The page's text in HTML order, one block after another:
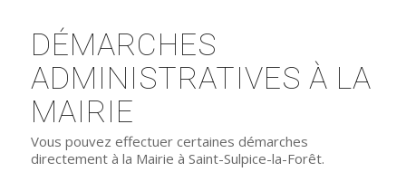
DÉMARCHES
ADMINISTRATIVES À LA
MAIRIE
Vous pouvez effectuer certaines démarches
directement à la Mairie à Saint-Sulpice-la-Forêt.